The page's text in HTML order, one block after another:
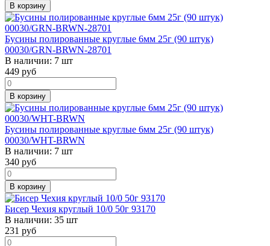
В корзину
Бусины полированные круглые 6мм 25г (90 штук)
00030/GRN-BRWN-28701
В наличии: 7 шт
449 руб
В корзину
Бусины полированные круглые 6мм 25г (90 штук)
00030/WHT-BRWN
В наличии: 7 шт
340 руб
В корзину
Бисер Чехия круглый 10/0 50г 93170
В наличии: 35 шт
231 руб